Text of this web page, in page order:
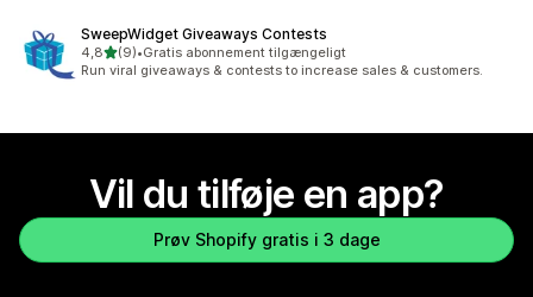
SweepWidget Giveaways Contests
4,8ud af 5 stjerner
(9)
9 anmeldelser i alt
•Gratis abonnement tilgængeligt
Run viral giveaways & contests to increase sales & customers.
Vil du tilføje en app?
Prøv Shopify gratis i 3 dage